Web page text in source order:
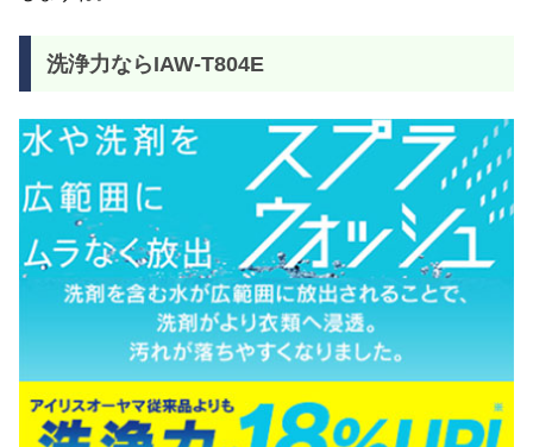
洗浄力ならIAW-T804E